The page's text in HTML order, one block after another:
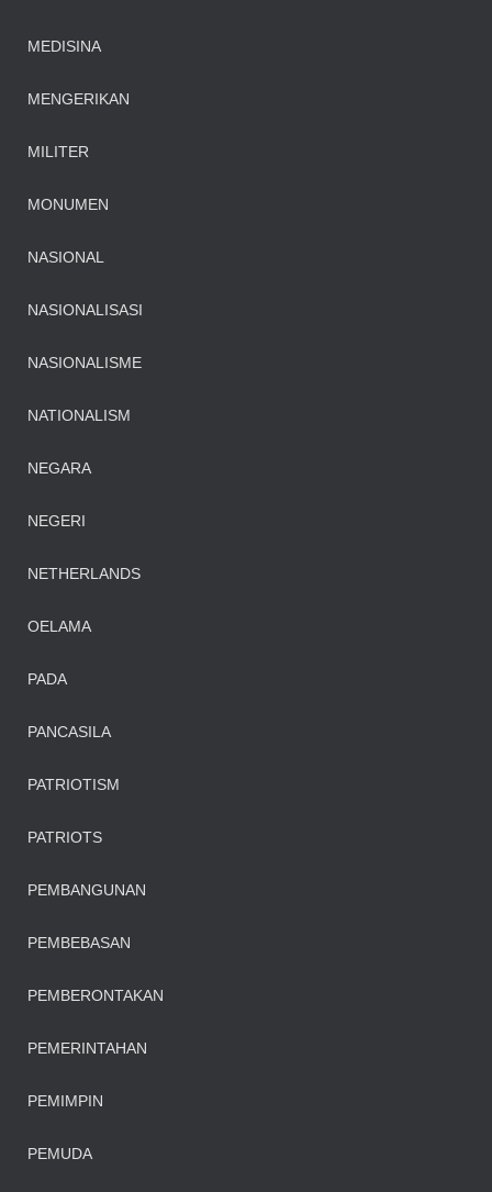
MEDISINA
MENGERIKAN
MILITER
MONUMEN
NASIONAL
NASIONALISASI
NASIONALISME
NATIONALISM
NEGARA
NEGERI
NETHERLANDS
OELAMA
PADA
PANCASILA
PATRIOTISM
PATRIOTS
PEMBANGUNAN
PEMBEBASAN
PEMBERONTAKAN
PEMERINTAHAN
PEMIMPIN
PEMUDA